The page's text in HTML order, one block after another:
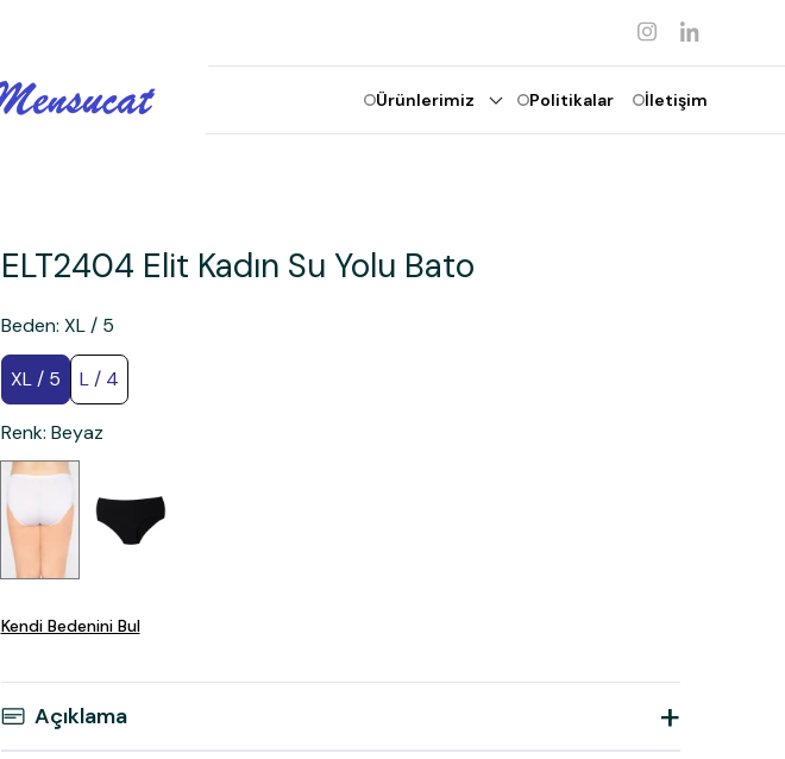
Ürünlerimiz Politikalar İletişim
ELT2404 Elit Kadın Su Yolu Bato
Beden: XL / 5
XL / 5 L / 4
Renk: Beyaz
Kendi Bedenini Bul
Açıklama +